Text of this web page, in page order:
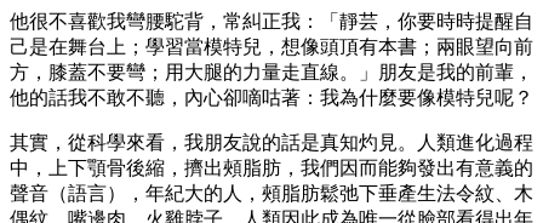
他很不喜歡我彎腰駝背，常糾正我：「靜芸，你要時時提醒自
己是在舞台上；學習當模特兒，想像頭頂有本書；兩眼望向前
方，膝蓋不要彎；用大腿的力量走直線。」朋友是我的前輩，
他的話我不敢不聽，內心卻嘀咕著：我為什麼要像模特兒呢？
其實，從科學來看，我朋友說的話是真知灼見。人類進化過程
中，上下顎骨後縮，擠出頰脂肪，我們因而能夠發出有意義的
聲音（語言），年紀大的人，頰脂肪鬆弛下垂產生法令紋、木
偶紋、嘴邊肉、火雞脖子。人類因此成為唯一從臉部看得出年